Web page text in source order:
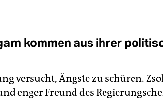
kommen aus ihrer
versucht, Ängste zu schüren.
enger Freund des